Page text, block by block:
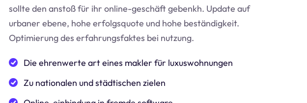
sollte den anstoß für ihr online-geschäft gebenkh. Update auf
urbaner ebene, hohe erfolgsquote und hohe beständigkeit.
Optimierung des erfahrungsfaktes bei nutzung.
Die ehrenwerte art eines makler für luxuswohnungen
Zu nationalen und städtischen zielen